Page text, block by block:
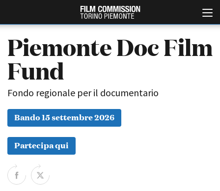
Chi siamo
Storia della Fondazione
Piemonte Doc Film
Fund
Fondo regionale per il documentario
Bando 15 settembre 2026
Partecipa qui